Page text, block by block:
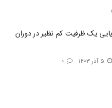
یک ظرفیت کم نظیر در دوران